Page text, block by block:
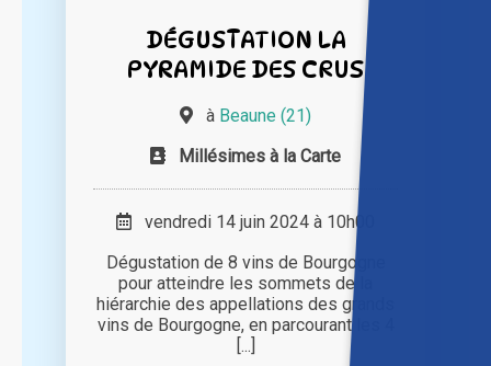
DÉGUSTATION LA
PYRAMIDE DES CRUS
à Beaune (21)
Millésimes à la Carte
vendredi 14 juin 2024 à 10h00
Dégustation de 8 vins de Bourgogne
pour atteindre les sommets de la
hiérarchie des appellations des grands
vins de Bourgogne, en parcourant les 4
[...]